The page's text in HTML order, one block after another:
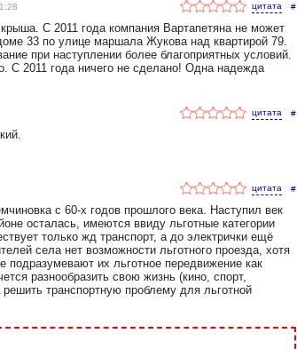
#
С 2011 года компания Вартапетяна не может
33 по улице маршала Жукова над квартирой 79.
при наступлении более благоприятных условий.
С 2011 года ничего не сделано! Одна надежда
#
#
с 60-х годов прошлого века. Наступил век
осталась, имеются ввиду льготные категории
только жд транспорт, а до электрички ещё
села нет возможности льготного проезда, хотя
их льготное передвижение как
разнообразить свою жизнь (кино, спорт,
транспортную проблему для льготной